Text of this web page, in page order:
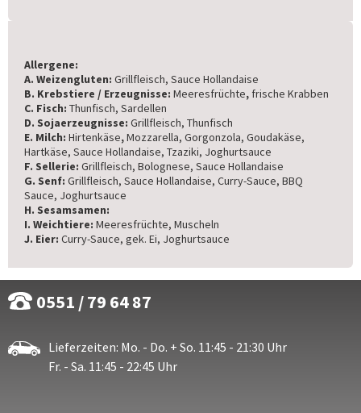
Allergene:
A. Weizengluten: Grillfleisch, Sauce Hollandaise
B. Krebstiere / Erzeugnisse: Meeresfrüchte, frische Krabben
C. Fisch: Thunfisch, Sardellen
D. Sojaerzeugnisse: Grillfleisch, Thunfisch
E. Milch: Hirtenkäse,Mozzarella, Gorgonzola, Goudakäse,
Hartkäse, Sauce Hollandaise, Tzaziki, Joghurtsauce
F. Sellerie: Grillfleisch, Bolognese, Sauce Hollandaise
G. Senf: Grillfleisch, Sauce Hollandaise, Curry-Sauce, BBQ
Sauce, Joghurtsauce
H. Sesamsamen:
I. Weichtiere: Meeresfrüchte, Muscheln
J. Eier: Curry-Sauce, gek. Ei, Joghurtsauce
0551 / 79 64 87
Lieferzeiten: Mo. - Do. + So. 11:45 - 21:30 Uhr
Fr. - Sa. 11:45 - 22:45 Uhr